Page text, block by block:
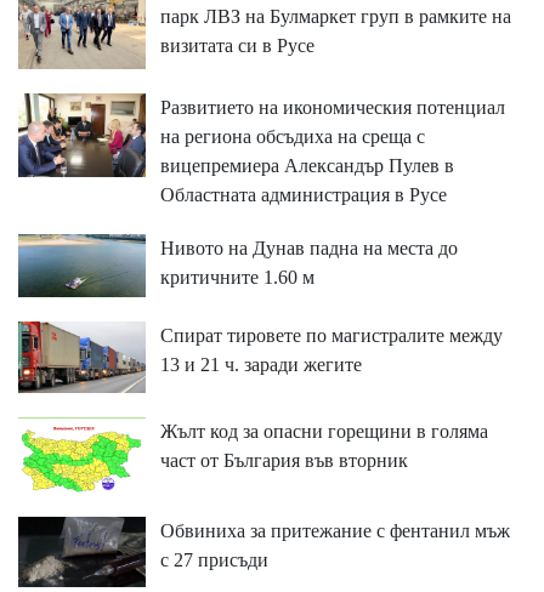
парк ЛВЗ на Булмаркет груп в рамките на
визитата си в Русе
Развитието на икономическия потенциал
на региона обсъдиха на среща с
вицепремиера Александър Пулев в
Областната администрация в Русе
Нивото на Дунав падна на места до
критичните 1.60 м
Спират тировете по магистралите между
13 и 21 ч. заради жегите
Жълт код за опасни горещини в голяма
част от България във вторник
Обвиниха за притежание с фентанил мъж
с 27 присъди